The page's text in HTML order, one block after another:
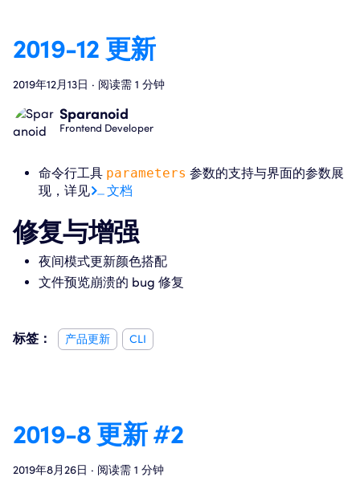
2019-12 更新
2019年12月13日 · 阅读需 1 分钟
Sparanoid
Frontend Developer
命令行工具 parameters 参数的支持与界面的参数展
现，详见
文档
修复与增强
夜间模式更新颜色搭配
文件预览崩溃的 bug 修复
标签： 产品更新 CLI
2019-8 更新 #2
2019年8月26日 · 阅读需 1 分钟